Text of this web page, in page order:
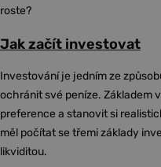
roste?
Jak začít investovat
Investování je jedním ze
ochránit své peníze. Základem
preference a stanovit si
měl počítat se třemi základy
likviditou.